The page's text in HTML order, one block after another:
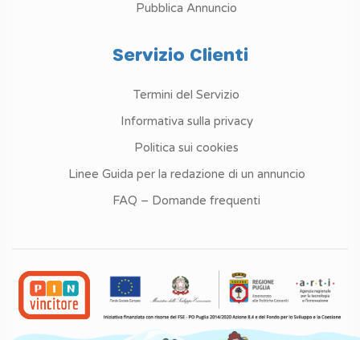
Pubblica Annuncio
Servizio Clienti
Termini del Servizio
Informativa sulla privacy
Politica sui cookies
Linee Guida per la redazione di un annuncio
FAQ – Domande frequenti